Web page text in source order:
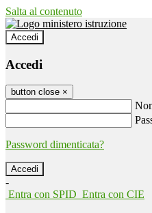
Salta al contenuto
Accedi
Accedi
button close ×
Password dimenticata?
-
Entra con SPID Entra con CIE